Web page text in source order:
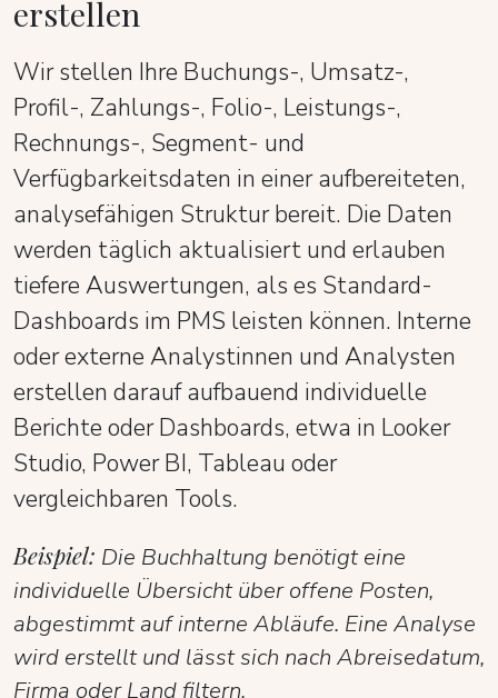
erstellen
Wir stellen Ihre Buchungs-, Umsatz-,
Profil-, Zahlungs-, Folio-, Leistungs-,
Rechnungs-, Segment- und
Verfügbarkeitsdaten in einer aufbereiteten,
analysefähigen Struktur bereit. Die Daten
werden täglich aktualisiert und erlauben
tiefere Auswertungen, als es Standard-
Dashboards im PMS leisten können. Interne
oder externe Analystinnen und Analysten
erstellen darauf aufbauend individuelle
Berichte oder Dashboards, etwa in Looker
Studio, Power BI, Tableau oder
vergleichbaren Tools.
Beispiel: Die Buchhaltung benötigt eine
individuelle Übersicht über offene Posten,
abgestimmt auf interne Abläufe. Eine Analyse
wird erstellt und lässt sich nach Abreisedatum,
Firma oder Land filtern.